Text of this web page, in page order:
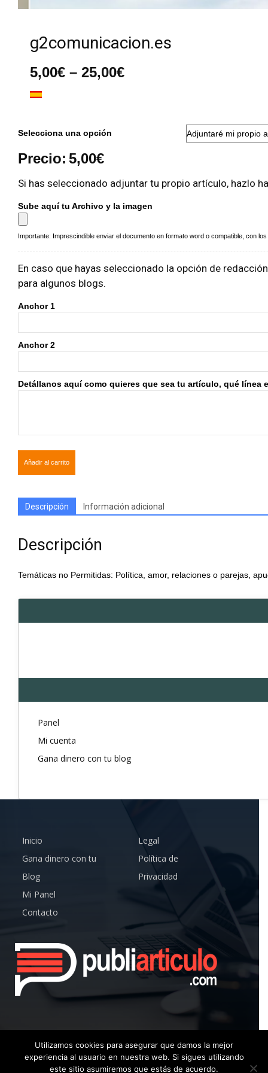
g2comunicacion.es
5,00€ – 25,00€Rango
Selecciona una opción
Precio: 5,00€
Si has seleccionado adjuntar tu propio artículo, hazlo
Sube aquí tu Archivo y la imagen
Importante: Imprescindible enviar el documento en formato word o compatible, con
En caso que hayas seleccionado la opción de
para algunos blogs.
Anchor 1
Anchor 2
Detállanos aquí como quieres que sea tu artículo, qué línea
Añadir al carrito
Descripción Información adicional
Descripción
Temáticas no Permitidas: Política, amor, relaciones o parejas,
Panel
Mi cuenta
Gana dinero con tu blog
Inicio
Gana dinero con tu
Blog
Mi Panel
Contacto
Legal
Política de
Privacidad
© Copyright 2019 – Publiarticulo – Todos los Derechos
Utilizamos cookies para asegurar que damos la mejor
experiencia al usuario en nuestra web. Si sigues utilizando
este sitio asumiremos que estás de acuerdo.